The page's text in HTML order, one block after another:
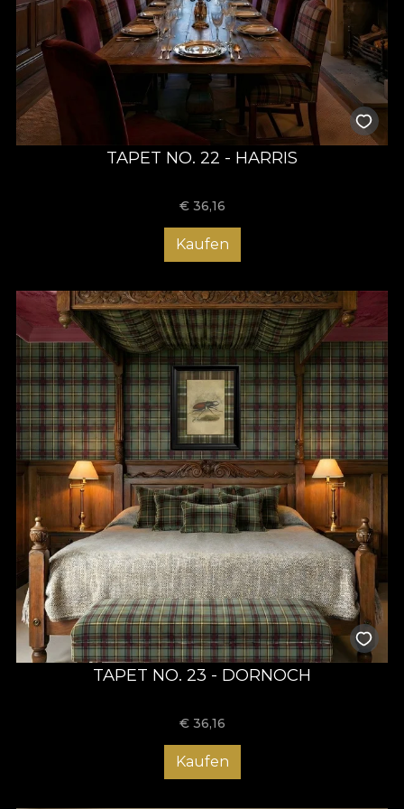
TAPET NO. 22 - HARRIS
€ 36,16
Kaufen
TAPET NO. 23 - DORNOCH
€ 36,16
Kaufen